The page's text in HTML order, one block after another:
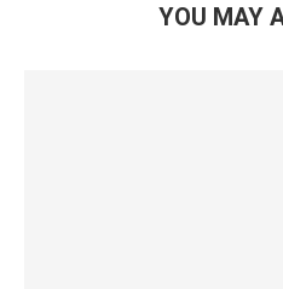
YOU MAY